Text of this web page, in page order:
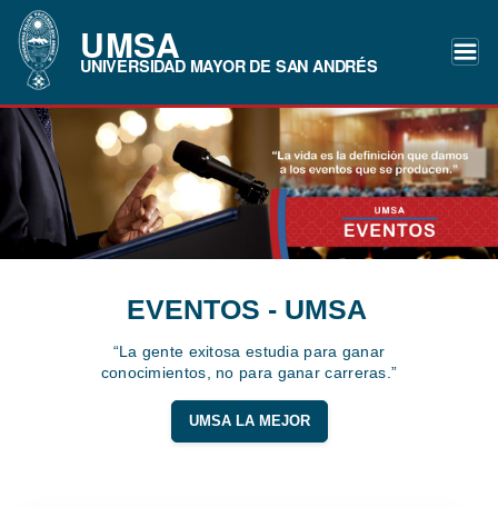
UMSA
UNIVERSIDAD MAYOR DE SAN ANDRÉS
EVENTOS - UMSA
“La gente exitosa estudia para ganar
conocimientos, no para ganar carreras.”
UMSA LA MEJOR